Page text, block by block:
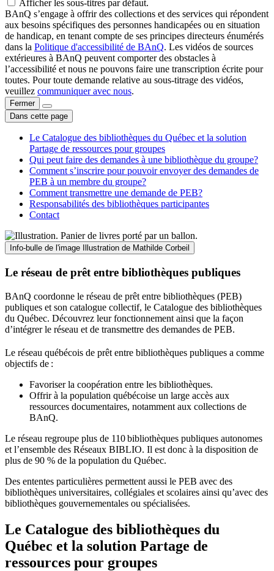
Afficher les sous-titres par défaut.
BAnQ s’engage à offrir des collections et des services qui répondent
aux besoins spécifiques des personnes handicapées ou en situation
de handicap, en tenant compte de ses principes directeurs énumérés
dans la Politique d'accessibilité de BAnQ. Les vidéos de sources
extérieures à BAnQ peuvent comporter des obstacles à
l’accessibilité et nous ne pouvons faire une transcription écrite pour
toutes. Pour toute demande relative au sous-titrage des vidéos,
veuillez communiquer avec nous.
Fermer
Dans cette page
Le Catalogue des bibliothèques du Québec et la solution
Partage de ressources pour groupes
Qui peut faire des demandes à une bibliothèque du groupe?
Comment s’inscrire pour pouvoir envoyer des demandes de
PEB à un membre du groupe?
Comment transmettre une demande de PEB?
Responsabilités des bibliothèques participantes
Contact
Info-bulle de l'image Illustration de Mathilde Corbeil
Le réseau de prêt entre bibliothèques publiques
BAnQ coordonne le réseau de prêt entre bibliothèques (PEB)
publiques et son catalogue collectif, le Catalogue des bibliothèques
du Québec. Découvrez leur fonctionnement ainsi que la façon
d’intégrer le réseau et de transmettre des demandes de PEB.
Le réseau québécois de prêt entre bibliothèques publiques a comme
objectifs de :
Favoriser la coopération entre les bibliothèques.
Offrir à la population québécoise un large accès aux
ressources documentaires, notamment aux collections de
BAnQ.
Le réseau regroupe plus de 110bibliothèques publiques autonomes
et l’ensemble des Réseaux BIBLIO. Il est donc à la disposition de
plus de 90 % de la population du Québec.
Des ententes particulières permettent aussi le PEB avec des
bibliothèques universitaires, collégiales et scolaires ainsi qu’avec des
bibliothèques gouvernementales ou spécialisées.
Le Catalogue des bibliothèques du
Québec et la solution Partage de
ressources pour groupes